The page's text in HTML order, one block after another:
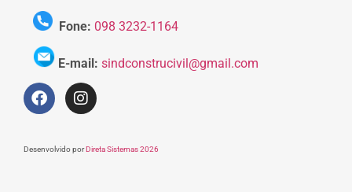
Fone: 098 3232-1164
E-mail: sindconstrucivil@gmail.com
Desenvolvido porDireta Sistemas 2026